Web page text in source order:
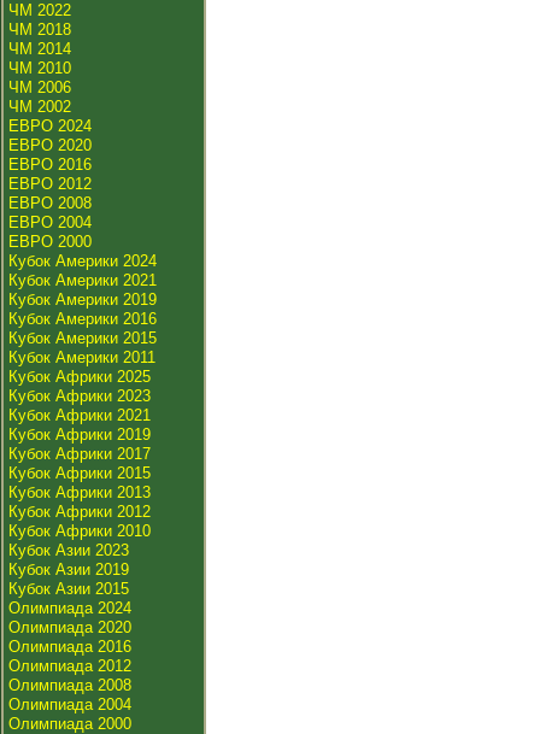
ЧМ 2022
ЧМ 2018
ЧМ 2014
ЧМ 2010
ЧМ 2006
ЧМ 2002
ЕВРО 2024
ЕВРО 2020
ЕВРО 2016
ЕВРО 2012
ЕВРО 2008
ЕВРО 2004
ЕВРО 2000
Кубок Америки 2024
Кубок Америки 2021
Кубок Америки 2019
Кубок Америки 2016
Кубок Америки 2015
Кубок Америки 2011
Кубок Африки 2025
Кубок Африки 2023
Кубок Африки 2021
Кубок Африки 2019
Кубок Африки 2017
Кубок Африки 2015
Кубок Африки 2013
Кубок Африки 2012
Кубок Африки 2010
Кубок Азии 2023
Кубок Азии 2019
Кубок Азии 2015
Олимпиада 2024
Олимпиада 2020
Олимпиада 2016
Олимпиада 2012
Олимпиада 2008
Олимпиада 2004
Олимпиада 2000